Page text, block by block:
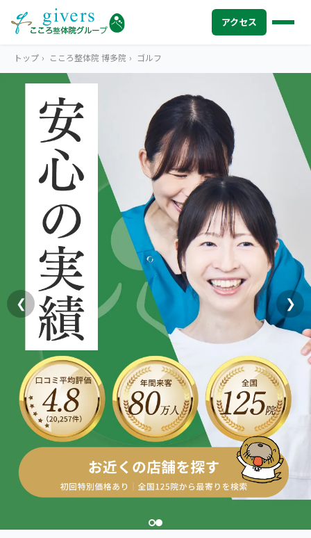
アクセス
HOME トップ
SYMPTOMS 症状から探す
腰痛
肩こり・首こり
四十肩・五十肩
膝痛・関節痛
股関節の痛み
産後の不調・体型の崩れ
骨盤の傾き・歪み
坐骨神経痛
ぎっくり腰
寝違え
MENU メニューから探す
STORE 店舗一覧
AREA エリアから探す
北海道
札幌エリア（13院）
東北
仙台エリア（4院）
関東
池袋エリア（3院）
新宿エリア（3院）
高田馬場エリア（2院）
ABOUT US 私たちについて
こころ整体院グループについて
初めての方へ
giversメソッドGIFT
研究・論文
医師・専門家からの推薦
メディア・実績
ご予約はこちら
OUR CONCEPT
とらわれないカラダを。
トップ › こころ整体院 博多院 › ゴルフ
❮ ❯